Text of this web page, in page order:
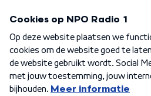
Algemene voorwaarden